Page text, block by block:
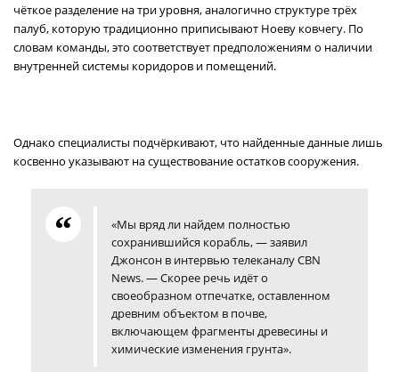
чёткое разделение на три уровня, аналогично структуре трёх
палуб, которую традиционно приписывают Ноеву ковчегу. По
словам команды, это соответствует предположениям о наличии
внутренней системы коридоров и помещений.
Однако специалисты подчёркивают, что найденные данные лишь
косвенно указывают на существование остатков сооружения.
«Мы вряд ли найдем полностью
сохранившийся корабль, — заявил
Джонсон в интервью телеканалу CBN
News. — Скорее речь идёт о
своеобразном отпечатке, оставленном
древним объектом в почве,
включающем фрагменты древесины и
химические изменения грунта».